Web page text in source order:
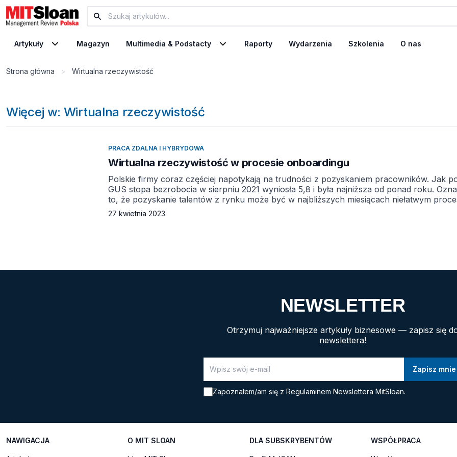
Artykuły Magazyn Multimedia & Podstacty Raporty Wydarzenia Szkolenia O nas
Strona główna > Wirtualna rzeczywistość
Więcej w: Wirtualna rzeczywistość
PRACA ZDALNA I HYBRYDOWA
Wirtualna rzeczywistość w procesie onboardingu
Polskie firmy coraz częściej napotykają na trudności z pozyskaniem pracowników. Jak
GUS stopa bezrobocia w sierpniu 2021 wyniosła 5,8 i była najniższa od ponad roku.
to, że pozyskanie talentów z rynku może być w najbliższych miesiącach niełatwym
Dlatego dla reputacji firmy tak ważny jest dobrze przeprowadzony onboarding. Na
27 kwietnia 2023
NEWSLETTER
Otrzymuj najważniejsze artykuły biznesowe — zapisz się
newslettera!
Zapoznałem/am się z Regulaminem Newslettera MitSloan.
NAWIGACJA O MIT SLOAN DLA SUBSKRYBENTÓW WSPÓŁPRACA